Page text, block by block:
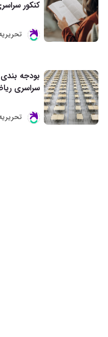
کنکور
تحريريه
بودجه
سراسری
تحريريه